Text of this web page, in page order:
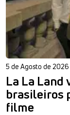
5 de Agosto de 2026
La La Land
brasileiros
filme